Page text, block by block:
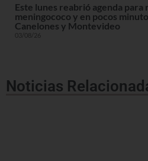
Este lunes reabrió agenda
meningococo y en pocos
Canelones y Montevideo
03/08/26
Noticias